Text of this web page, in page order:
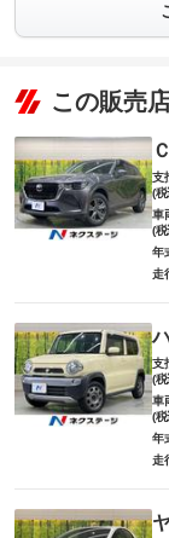
この販売
支
(税
車
(税
年
走
支
(税
車
(税
年
走